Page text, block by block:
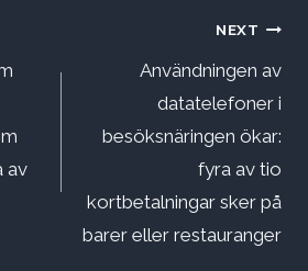
av
NEXT
Användningen av
datatelefoner i
besöksnäringen ökar:
fyra av tio
kortbetalningar sker på
barer eller restauranger